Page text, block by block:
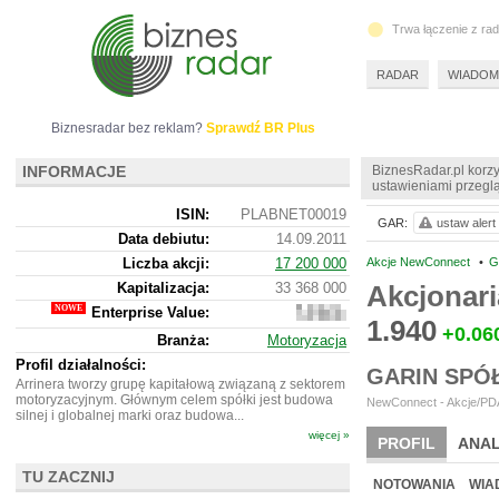
BiznesRadar.pl
ustawieniami
Akcje NewConnect •
1.940
GARIN
NewConnect - Akcje/
PROFIL
BR LAB
NOTOWANIA
GAR: ustaw alert
Biznesradar bez reklam? Sprawdź BR Plus
INFORMACJE
ISIN:
PLABNET00019
Data debiutu:
14.09.2011
Liczba akcji:
17 200 000
Kapitalizacja:
33 368 000
Enterprise Value:
32
796
000
Branża:
Motoryzacja
Profil działalności:
Arrinera tworzy grupę kapitałową związaną z sektorem
motoryzacyjnym. Głównym celem spółki jest budowa
silnej i globalnej marki oraz budowa...
więcej »
TU ZACZNIJ
Trwa łączenie z
RADAR